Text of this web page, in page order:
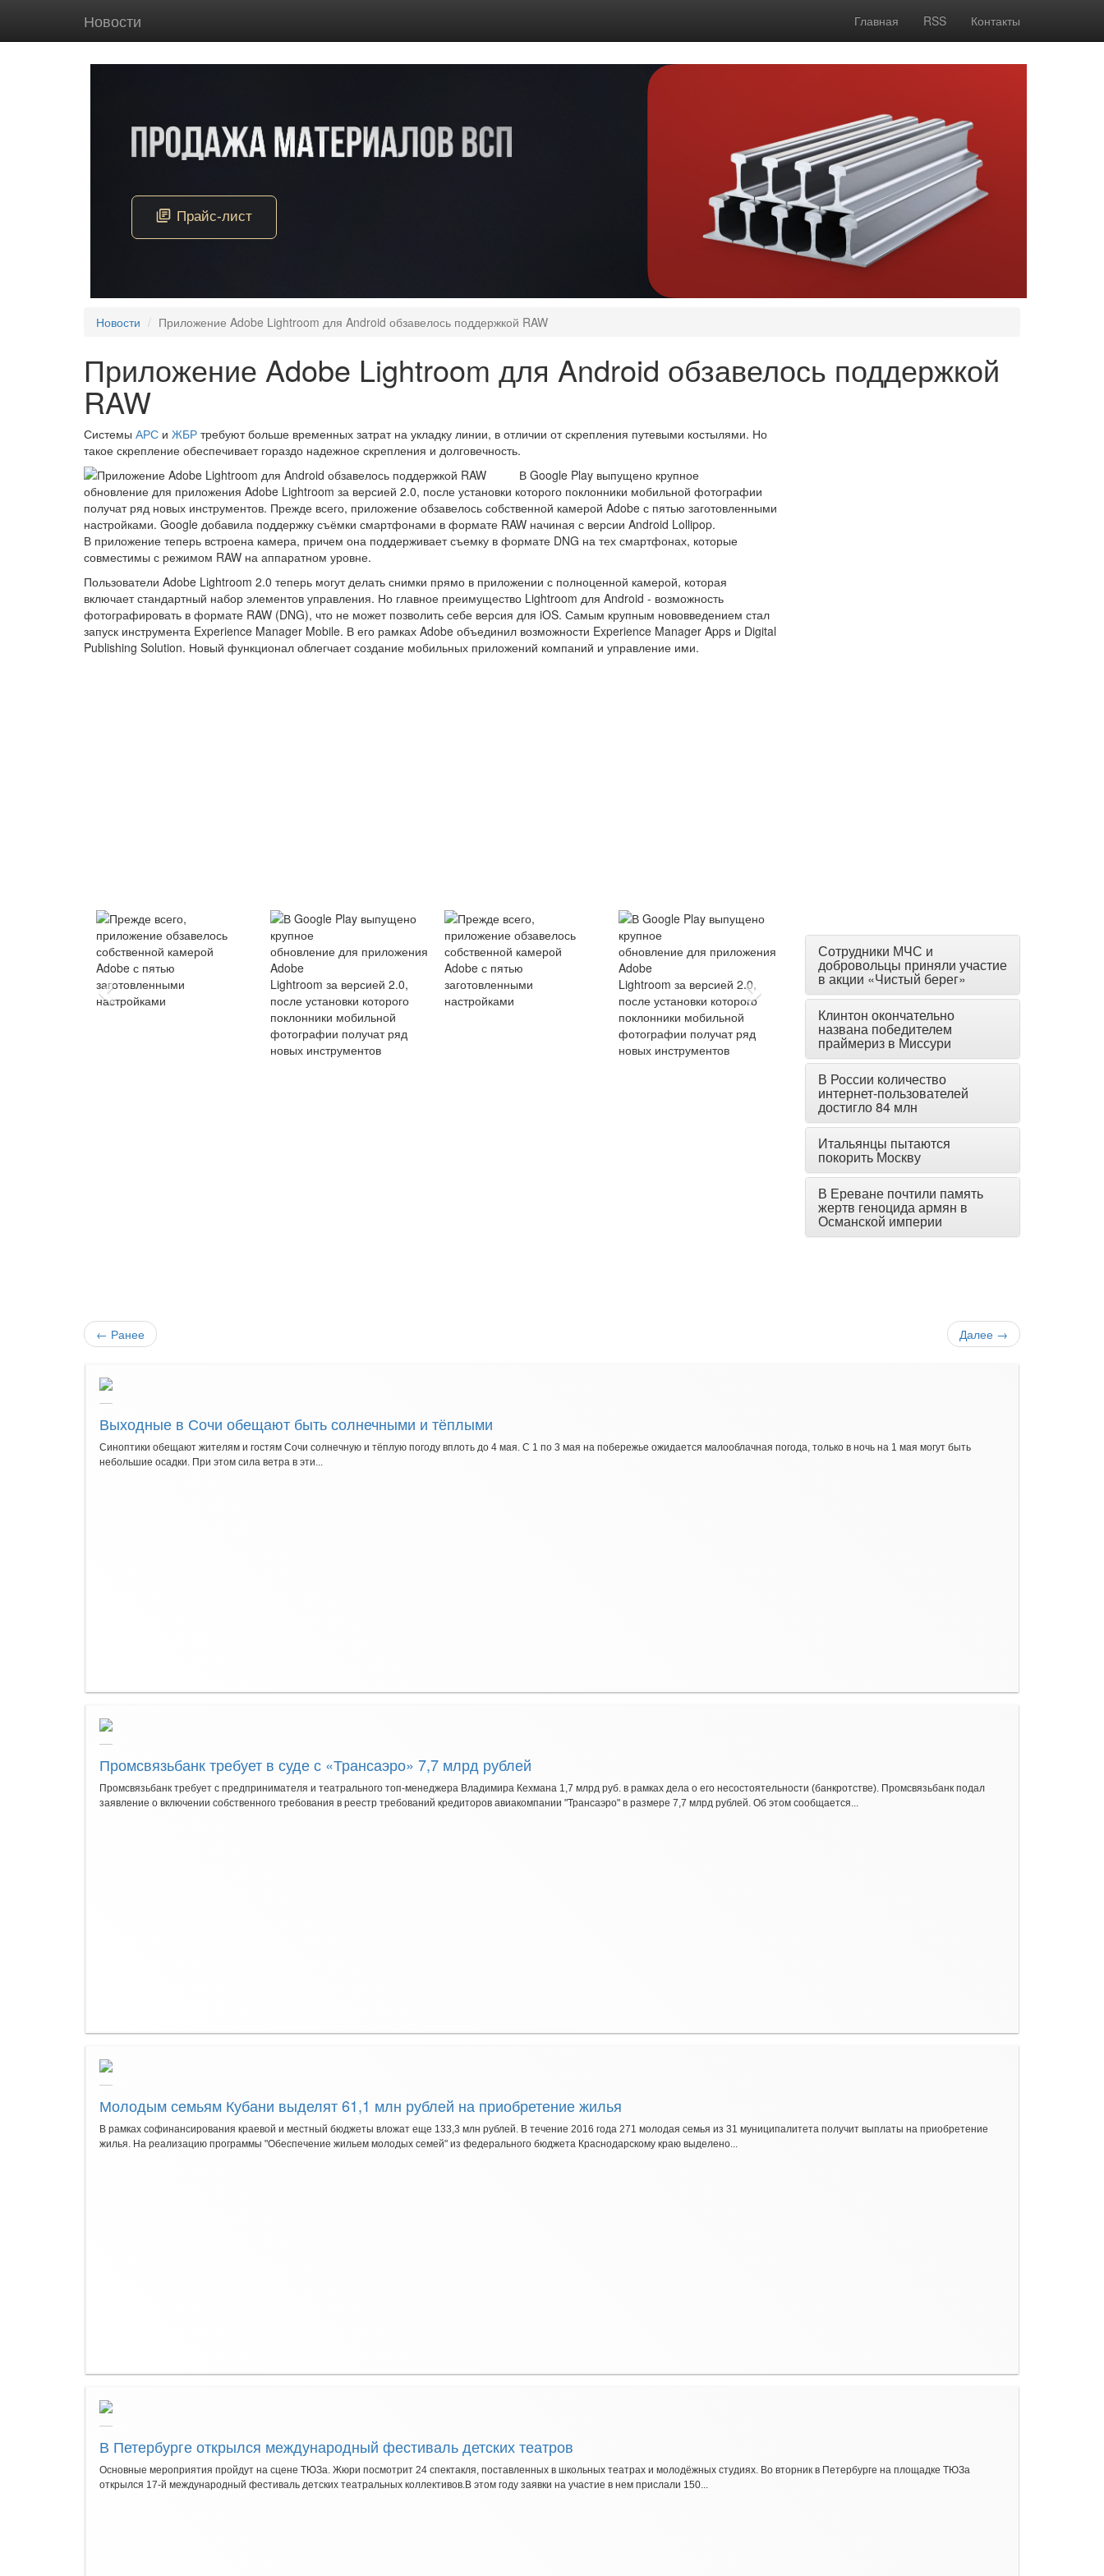
Новости Главная RSS Контакты
Новости Приложение Adobe Lightroom для Android обзавелось поддержкой RAW
Приложение Adobe Lightroom для Android обзавелось поддержкой
RAW
Системы АРС и ЖБР требуют больше временных затрат на укладку линии, в отличии от скрепления путевыми костылями. Но
такое скрепление обеспечивает гораздо надежное скрепления и долговечность.
В Google Play выпущено крупное
обновление для приложения Adobe Lightroom за версией 2.0, после установки которого поклонники мобильной фотографии
получат ряд новых инструментов. Прежде всего, приложение обзавелось собственной камерой Adobe с пятью заготовленными
настройками. Google добавила поддержку съёмки смартфонами в формате RAW начиная с версии Android Lollipop.
В приложение теперь встроена камера, причем она поддерживает съемку в формате DNG на тех смартфонах, которые
совместимы с режимом RAW на аппаратном уровне.
Пользователи Adobe Lightroom 2.0 теперь могут делать снимки прямо в приложении с полноценной камерой, которая
включает стандартный набор элементов управления. Но главное преимущество Lightroom для Android - возможность
фотографировать в формате RAW (DNG), что не может позволить себе версия для iOS. Самым крупным нововведением стал
запуск инструмента Experience Manager Mobile. В его рамках Adobe объединил возможности Experience Manager Apps и Digital
Publishing Solution. Новый функционал облегчает создание мобильных приложений компаний и управление ими.
Сотрудники МЧС и
добровольцы приняли участие
в акции «Чистый берег»
Клинтон окончательно
названа победителем
праймериз в Миссури
В России количество
интернет-пользователей
достигло 84 млн
Итальянцы пытаются
покорить Москву
В Ереване почтили память
жертв геноцида армян в
Османской империи
← Ранее Далее →
Выходные в Сочи обещают быть солнечными и тёплыми
Синоптики обещают жителям и гостям Сочи солнечную и тёплую погоду вплоть до 4 мая. С 1 по 3 мая на побережье ожидается малооблачная погода, только в ночь на 1 мая могут быть
небольшие осадки. При этом сила ветра в эти...
Промсвязьбанк требует в суде с «Трансаэро» 7,7 млрд рублей
Промсвязьбанк требует с предпринимателя и театрального топ-менеджера Владимира Кехмана 1,7 млрд руб. в рамках дела о его несостоятельности (банкротстве). Промсвязьбанк подал
заявление о включении собственного требования в реестр требований кредиторов авиакомпании "Трансаэро" в размере 7,7 млрд рублей. Об этом сообщается...
Молодым семьям Кубани выделят 61,1 млн рублей на приобретение жилья
В рамках софинансирования краевой и местный бюджеты вложат еще 133,3 млн рублей. В течение 2016 года 271 молодая семья из 31 муниципалитета получит выплаты на приобретение
жилья. На реализацию программы "Обеспечение жильем молодых семей" из федерального бюджета Краснодарскому краю выделено...
В Петербурге открылся международный фестиваль детских театров
Основные мероприятия пройдут на сцене ТЮЗа. Жюри посмотрит 24 спектакля, поставленных в школьных театрах и молодёжных студиях. Во вторник в Петербурге на площадке ТЮЗа
открылся 17-й международный фестиваль детских театральных коллективов.В этом году заявки на участие в нем прислали 150...